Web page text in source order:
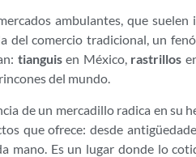
ambulantes, que
del comercio tradicional, un
tianguisen México, rastrillos
del mundo.
de un mercadillo radica en su
que ofrece: desde
mano. Es un lugar donde lo